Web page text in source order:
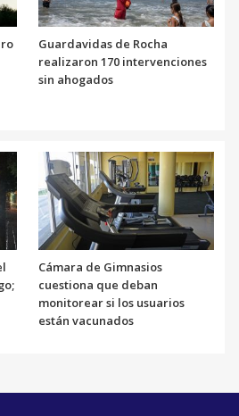
Guardavidas de Rocha
realizaron 170 intervenciones
sin ahogados
Cámara de Gimnasios
cuestiona que deban
monitorear si los usuarios
están vacunados